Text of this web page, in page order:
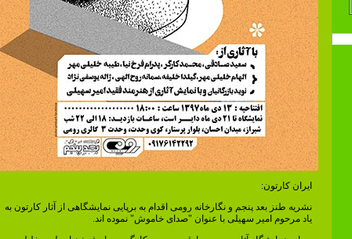
ایران کارتون:
نشریه طنز بعد پنجم و نگارخانه رومی اقدام به برپایی نمایشگاهی از آثار کارتون به
یاد مرحوم امیر سهیلی با عنوان "صدای خاموش" نموده اند.